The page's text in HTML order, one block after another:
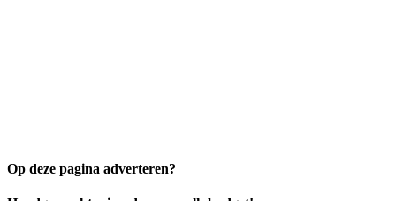
Op deze pagina adverteren?